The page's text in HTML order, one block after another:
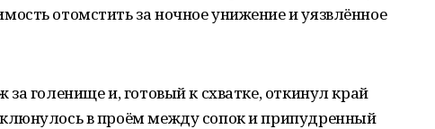
отомстить за ночное унижение и уязвлённое
за голенище и, готовый к схватке, откинул край
в проём между сопок и припудренный